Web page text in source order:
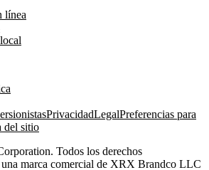
línea
PrivacidadLegalPreferencias para
del sitio
Todos los derechos
marca comercial de XRX Brandco LLC